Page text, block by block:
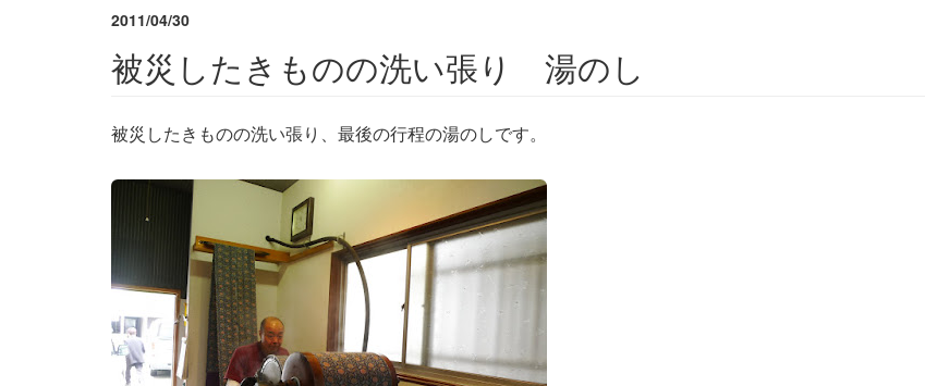
2011/04/30
被災したきものの洗い張り 湯のし
被災したきものの洗い張り、最後の行程の湯のしです。